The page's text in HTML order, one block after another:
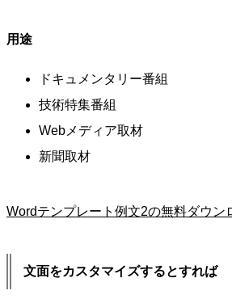
用途
ドキュメンタリー番組
技術特集番組
Webメディア取材
新聞取材
Wordテンプレート例文2の無料ダウン
文面をカスタマイズするとすれば